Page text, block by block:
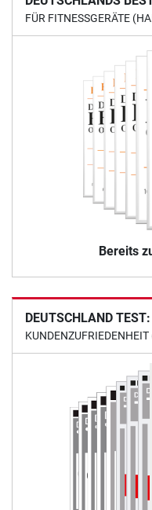
FÜR FITNESSGERÄTE
Bereits
DEUTSCHLAND